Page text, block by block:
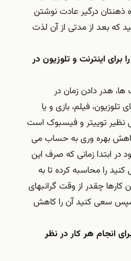
ذهنتان درگیر عادت نوشتن
که بعد از مدتی از آن لذت
اینترنت و تلوزیون در
هدر دادن زمان در
تلوزیون، فیلم، بازی و یا
نظیر توییتر و فیسبوک است
بهره وری به حساب می
در ابتدا زمانی که صرف این
را محاسبه کرده تا به
کارها چقدر از وقت گرانبهای
سعی کنید آن را کاهش
انجام هر کار در نظر